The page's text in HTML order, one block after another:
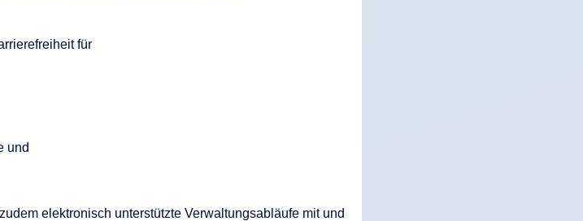
für
und
elektronisch unterstützte Verwaltungsabläufe mit und